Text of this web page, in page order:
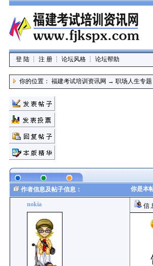
登 陆 ┆ 注 册 ┆ 论坛风格 ┆ 论坛帮助
你的位置： 福建考试培训资讯网 → 职场人生专题
作者信息及帖子信息： 你是本
nokia 信